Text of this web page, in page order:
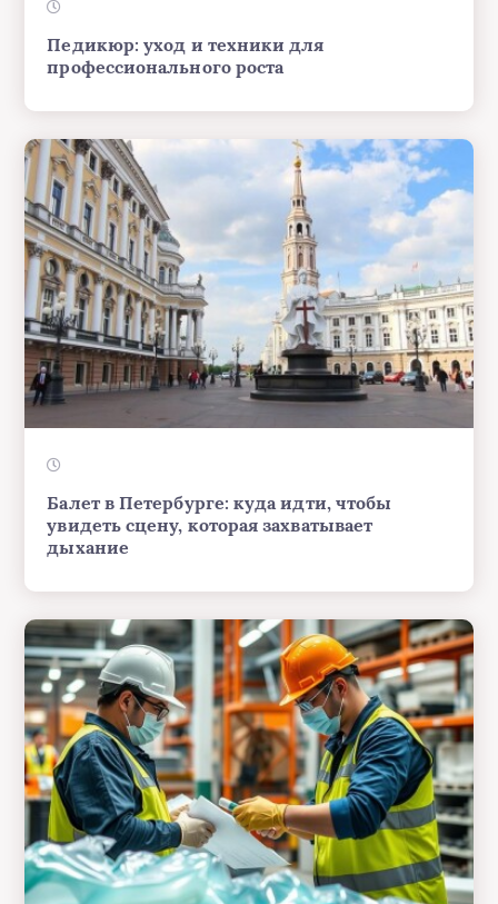
Педикюр: уход и техники для
профессионального роста
Балет в Петербурге: куда идти, чтобы
увидеть сцену, которая захватывает
дыхание